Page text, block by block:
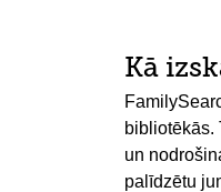
Kā
bibliotēkās.
un
palīdzētu